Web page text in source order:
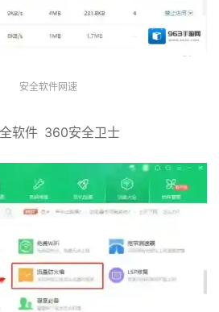
安全软件网速
软件 360安全卫士